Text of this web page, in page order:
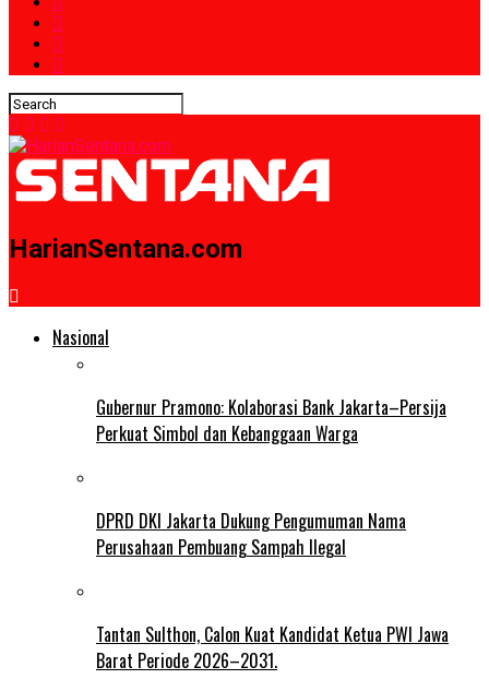
HarianSentana.com
Nasional
Gubernur Pramono: Kolaborasi Bank Jakarta–Persija
Perkuat Simbol dan Kebanggaan Warga
DPRD DKI Jakarta Dukung Pengumuman Nama
Perusahaan Pembuang Sampah Ilegal
Tantan Sulthon, Calon Kuat Kandidat Ketua PWI Jawa
Barat Periode 2026–2031.